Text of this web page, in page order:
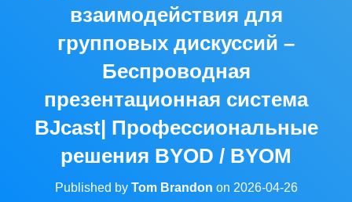
взаимодействия для
групповых дискуссий –
Беспроводная
презентационная система
BJcast| Профессиональные
решения BYOD / BYOM
Published by Tom Brandon on 2026-04-26